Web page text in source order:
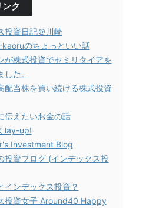
ク
投資日記＠川崎
kaoruのちょっといい話
が株式投資でセミリタイアを
た。
配当株を買い続ける株式投資
伝えたいお金の話
lay-up!
Investment Blog
投資ブログ (インデックス投
インデックス投資？
投資女子 Around40 Happy